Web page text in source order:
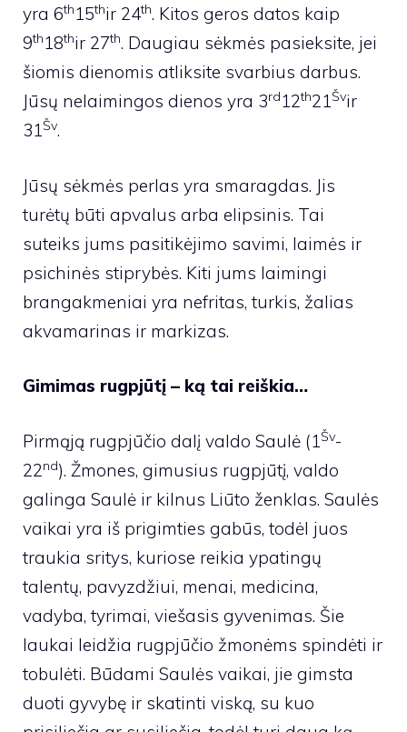
yra 6th15thir 24th. Kitos geros datos kaip
9th18thir 27th. Daugiau sėkmės pasieksite, jei
šiomis dienomis atliksite svarbius darbus.
Jūsų nelaimingos dienos yra 3rd12th21Švir
31Šv.
Jūsų sėkmės perlas yra smaragdas. Jis
turėtų būti apvalus arba elipsinis. Tai
suteiks jums pasitikėjimo savimi, laimės ir
psichinės stiprybės. Kiti jums laimingi
brangakmeniai yra nefritas, turkis, žalias
akvamarinas ir markizas.
Gimimas rugpjūtį – ką tai reiškia…
Pirmąją rugpjūčio dalį valdo Saulė (1 Šv-
22nd). Žmones, gimusius rugpjūtį, valdo
galinga Saulė ir kilnus Liūto ženklas. Saulės
vaikai yra iš prigimties gabūs, todėl juos
traukia sritys, kuriose reikia ypatingų
talentų, pavyzdžiui, menai, medicina,
vadyba, tyrimai, viešasis gyvenimas. Šie
laukai leidžia rugpjūčio žmonėms spindėti ir
tobulėti. Būdami Saulės vaikai, jie gimsta
duoti gyvybę ir skatinti viską, su kuo